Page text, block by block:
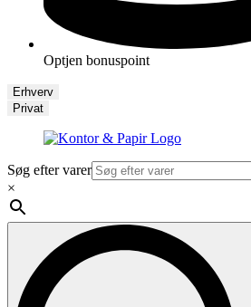
Optjen bonuspoint
Erhverv
Privat
Søg efter varer
×